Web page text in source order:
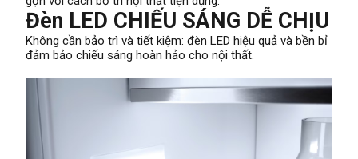
Đèn LED CHIẾU SÁNG DỄ CHỊU
Không cần bảo trì và tiết kiệm: đèn LED hiệu quả và bền bỉ
đảm bảo chiếu sáng hoàn hảo cho nội thất.